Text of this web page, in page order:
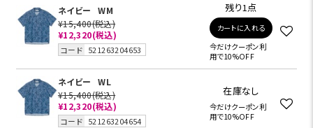
ネイビー
WM
¥15,400(税込)
¥12,320(税込)
コード 521263204653
残り1点
カートに入れる
今だけクーポン利
用で10%OFF
ネイビー
WL
¥15,400(税込)
¥12,320(税込)
コード 521263204654
在庫なし
今だけクーポン利
用で10%OFF